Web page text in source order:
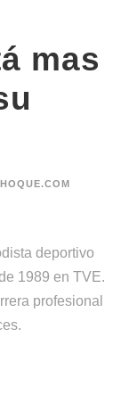
mas
deportivo
1989 en TVE.
profesional